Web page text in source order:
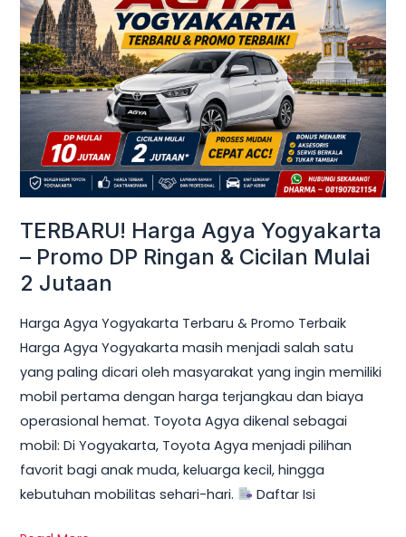
TERBARU! Harga Agya Yogyakarta
– Promo DP Ringan & Cicilan Mulai
2 Jutaan
Harga Agya Yogyakarta Terbaru & Promo Terbaik
Harga Agya Yogyakarta masih menjadi salah satu
yang paling dicari oleh masyarakat yang ingin memiliki
mobil pertama dengan harga terjangkau dan biaya
operasional hemat. Toyota Agya dikenal sebagai
mobil: Di Yogyakarta, Toyota Agya menjadi pilihan
favorit bagi anak muda, keluarga kecil, hingga
kebutuhan mobilitas sehari-hari.
Daftar Isi
Agya
Yogyakarta
–
Promo
DP
Ringan
Cicilan
2
Jutaan